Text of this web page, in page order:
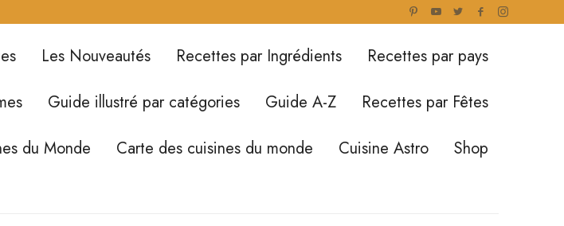
Les Nouveautés Recettes par Ingrédients
Recettes par pays
Guide illustré par catégories Guide A-Z
Recettes par Fêtes
du Monde
Carte des cuisines du monde Cuisine Astro Shop